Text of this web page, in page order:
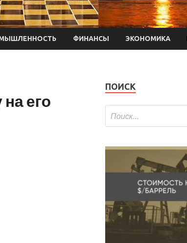
ФИНАНСЫ ЭКОНОМИКА
его
ПОИСК